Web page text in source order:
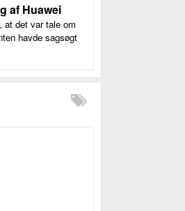
af Huawei
at det var tale om
havde sagsøgt